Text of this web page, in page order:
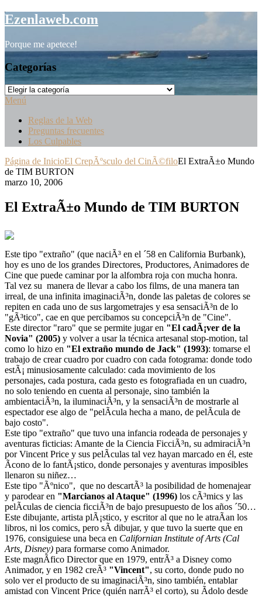
Saltar
al
Ezenlaweb.com
Porque me apetece!
Categorías
Categorías
Menú
Reglas de la Web
Preguntas frecuentes
Los Culpables
Página de InicioEl CrepÃºsculo del CinÃ©filoEl ExtraÃ±o Mundo
de TIM BURTON
marzo 10, 2006
El ExtraÃ±o Mundo de TIM BURTON
Este tipo "extraño" (que naciÃ³ en el ´58 en California Burbank),
hoy es uno de los grandes Directores, Productores, Animadores de
Cine que puede caminar por la alfombra roja con mucha honra.
Tal vez su manera de llevar a cabo los films, de una manera tan
irreal, de una infinita imaginaciÃ³n, donde las paletas de colores se
repiten en cada uno de sus largometrajes y esa sensaciÃ³n de lo
"gÃ³tico", cae en que percibamos su concepciÃ³n de "Cine".
Este director "raro" que se permite jugar en "El cadÃ¡ver de la
Novia" (2005) y volver a usar la técnica artesanal stop-motion, tal
como lo hizo en "El extraño mundo de Jack" (1993): tomarse el
trabajo de crear cuadro por cuadro con cada fotograma: donde todo
estÃ¡ minusiosamente calculado: cada movimiento de los
personajes, cada postura, cada gesto es fotografiada en un cuadro,
no solo teniendo en cuenta al personaje, sino también la
ambientaciÃ³n, la iluminaciÃ³n, y la sensaciÃ³n de mostrarle al
espectador ese algo de "pelÃ­cula hecha a mano, de pelÃ­cula de
bajo costo".
Este tipo "extraño" que tuvo una infancia rodeada de personajes y
aventuras ficticias: Amante de la Ciencia FicciÃ³n, su admiraciÃ³n
por Vincent Price y sus pelÃ­culas tal vez hayan marcado en él, este
Ã­cono de lo fantÃ¡stico, donde personajes y aventuras imposibles
llenaron su niñez…
Este tipo "Ãºnico", que no descartÃ³ la posibilidad de homenajear
y parodear en "Marcianos al Ataque" (1996) los cÃ³mics y las
pelÃ­culas de ciencia ficciÃ³n de bajo presupuesto de los años ´50…
Este dibujante, artista plÃ¡stico, y escritor al que no le atraÃ­an los
libros, ni los comics, pero sÃ­ dibujar, y que tuvo la suerte que en
1976, consiguiese una beca en Californian Institute of Arts (Cal
Arts, Disney) para formarse como Animador.
Este magnÃ­fico Director que en 1979, entrÃ³ a Disney como
Animador, y en 1982 creÃ³ "Vincent", su corto, donde pudo no
solo ver el producto de su imaginaciÃ³n, sino también, entablar
amistad con Vincent Price (quién narrÃ³ el corto), su Ã­dolo desde